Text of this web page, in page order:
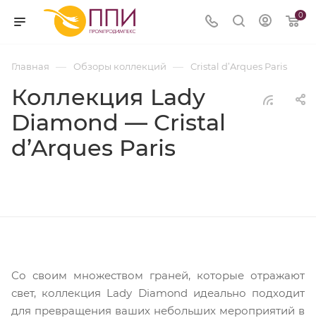
0
Главная — Обзоры коллекций — Cristal d’Arques Paris
Коллекция Lady
Diamond — Cristal
d’Arques Paris
Со своим множеством граней, которые отражают
свет, коллекция Lady Diamond идеально подходит
для превращения ваших небольших мероприятий в